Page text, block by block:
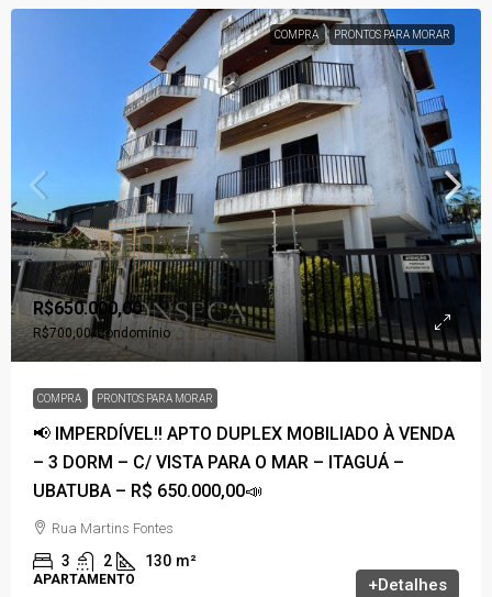
COMPRA PRONTOS PARA MORAR
R$650.000,00
R$700,00/Condomínio
COMPRA PRONTOS PARA MORAR
📢 IMPERDÍVEL!! APTO DUPLEX MOBILIADO À VENDA
– 3 DORM – C/ VISTA PARA O MAR – ITAGUÁ –
UBATUBA – R$ 650.000,00📣
Rua Martins Fontes
3 2 130 m²
APARTAMENTO +Detalhes